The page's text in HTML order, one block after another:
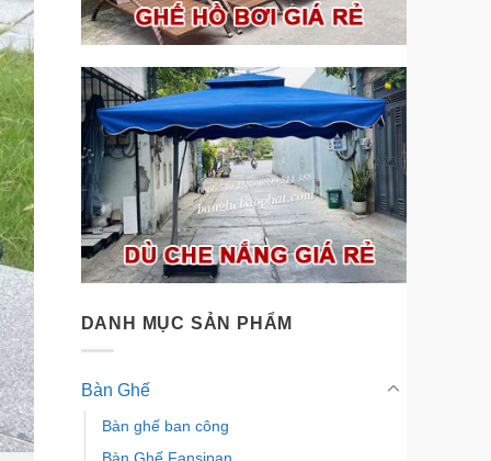
DANH MỤC SẢN PHẨM
Bàn Ghế
Bàn ghế ban công